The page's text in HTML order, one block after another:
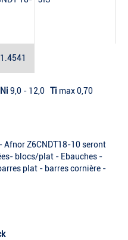
1.4541
Ni 9,0 - 12,0 Ti max 0,70
Afnor Z6CNDT18-10 seront
blocs/plat - Ebauches -
plat - barres cornière -